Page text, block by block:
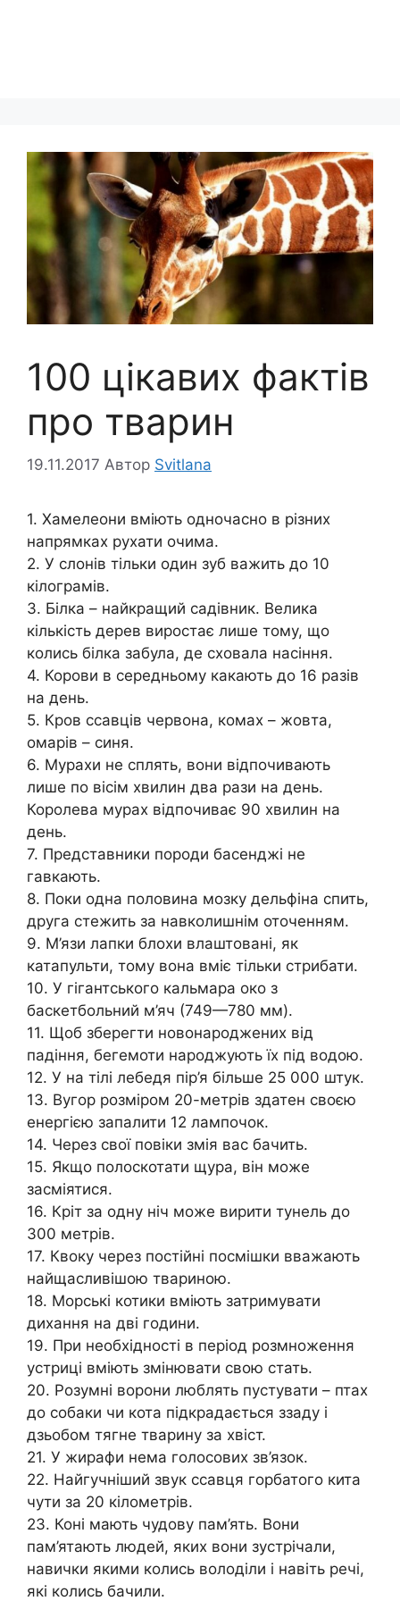
100 цікавих фактів
про тварин
19.11.2017 Автор Svitlana
1. Хамелеони вміють одночасно в різних
напрямках рухати очима.
2. У слонів тільки один зуб важить до 10
кілограмів.
3. Білка – найкращий садівник. Велика
кількість дерев виростає лише тому, що
колись білка забула, де сховала насіння.
4. Корови в середньому какають до 16 разів
на день.
5. Кров ссавців червона, комах – жовта,
омарів – синя.
6. Мурахи не сплять, вони відпочивають
лише по вісім хвилин два рази на день.
Королева мурах відпочиває 90 хвилин на
день.
7. Представники породи басенджі не
гавкають.
8. Поки одна половина мозку дельфіна спить,
друга стежить за навколишнім оточенням.
9. М’язи лапки блохи влаштовані, як
катапульти, тому вона вміє тільки стрибати.
10. У гігантського кальмара око з
баскетбольний м’яч (749—780 мм).
11. Щоб зберегти новонароджених від
падіння, бегемоти народжують їх під водою.
12. У на тілі лебедя пір’я більше 25 000 штук.
13. Вугор розміром 20-метрів здатен своєю
енергією запалити 12 лампочок.
14. Через свої повіки змія вас бачить.
15. Якщо полоскотати щура, він може
засміятися.
16. Кріт за одну ніч може вирити тунель до
300 метрів.
17. Квоку через постійні посмішки вважають
найщасливішою твариною.
18. Морські котики вміють затримувати
дихання на дві години.
19. При необхідності в період розмноження
устриці вміють змінювати свою стать.
20. Розумні ворони люблять пустувати – птах
до собаки чи кота підкрадається ззаду і
дзьобом тягне тварину за хвіст.
21. У жирафи нема голосових зв’язок.
22. Найгучніший звук ссавця горбатого кита
чути за 20 кілометрів.
23. Коні мають чудову пам’ять. Вони
пам’ятають людей, яких вони зустрічали,
навички якими колись володіли і навіть речі,
які колись бачили.